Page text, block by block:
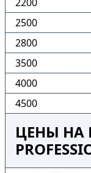
2500
2800
3500
4000
4500
ЦЕНЫ НА